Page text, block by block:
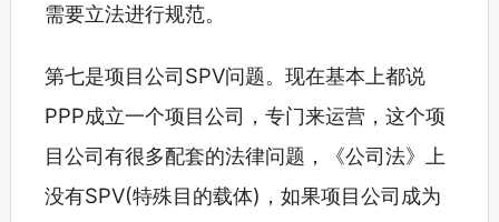
需要立法进行规范。
第七是项目公司SPV问题。现在基本上都说
PPP成立一个项目公司，专门来运营，这个项
目公司有很多配套的法律问题，《公司法》上
没有SPV(特殊目的载体)，如果项目公司成为